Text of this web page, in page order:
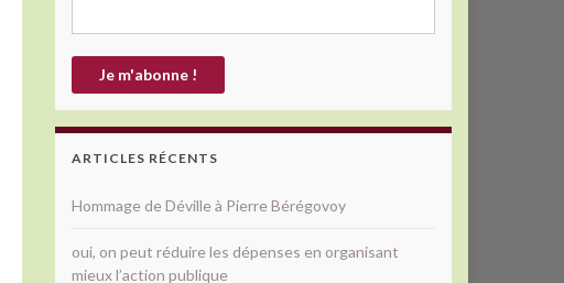
ARTICLES RÉCENTS
Hommage de Déville à Pierre Bérégovoy
oui, on peut réduire les dépenses en organisant
mieux l’action publique